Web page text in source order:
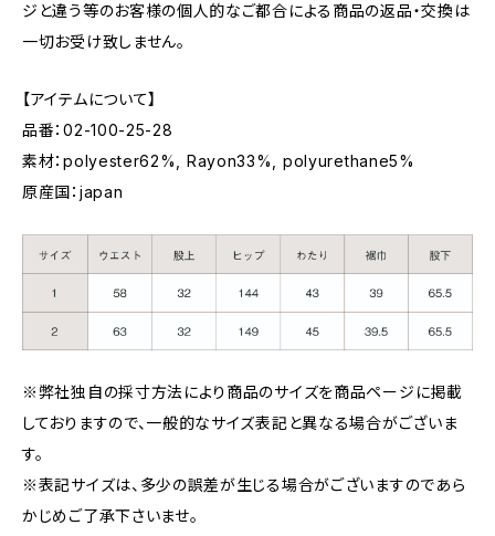
ジと違う等のお客様の個人的なご都合による商品の返品・交換は
一切お受け致しません。
【アイテムについて】
品番：02-100-25-28
素材：polyester62%, Rayon33%, polyurethane5%
原産国：japan
※弊社独自の採寸方法により商品のサイズを商品ページに掲載
しておりますので、一般的なサイズ表記と異なる場合がございま
す。
※表記サイズは、多少の誤差が生じる場合がございますのであら
かじめご了承下さいませ。